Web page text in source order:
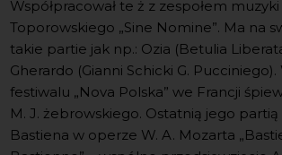
Współpracował te ż z zespołem
Toporowskiego „Sine Nomine”. Ma na
takie partie jak np.: Ozia (Betulia
Gherardo (Gianni Schicki G.
festiwalu „Nova Polska” we Francji
M. J. żebrowskiego. Ostatnią jego partią
Bastiena w operze W. A. Mozarta